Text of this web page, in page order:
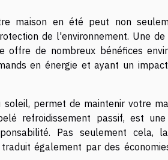
maison en été peut non
de l'environnement. Une
de nombreux bénéfices
en énergie et ayant un
permet de maintenir votre
refroidissement passif, est
Pas seulement cela,
également par des